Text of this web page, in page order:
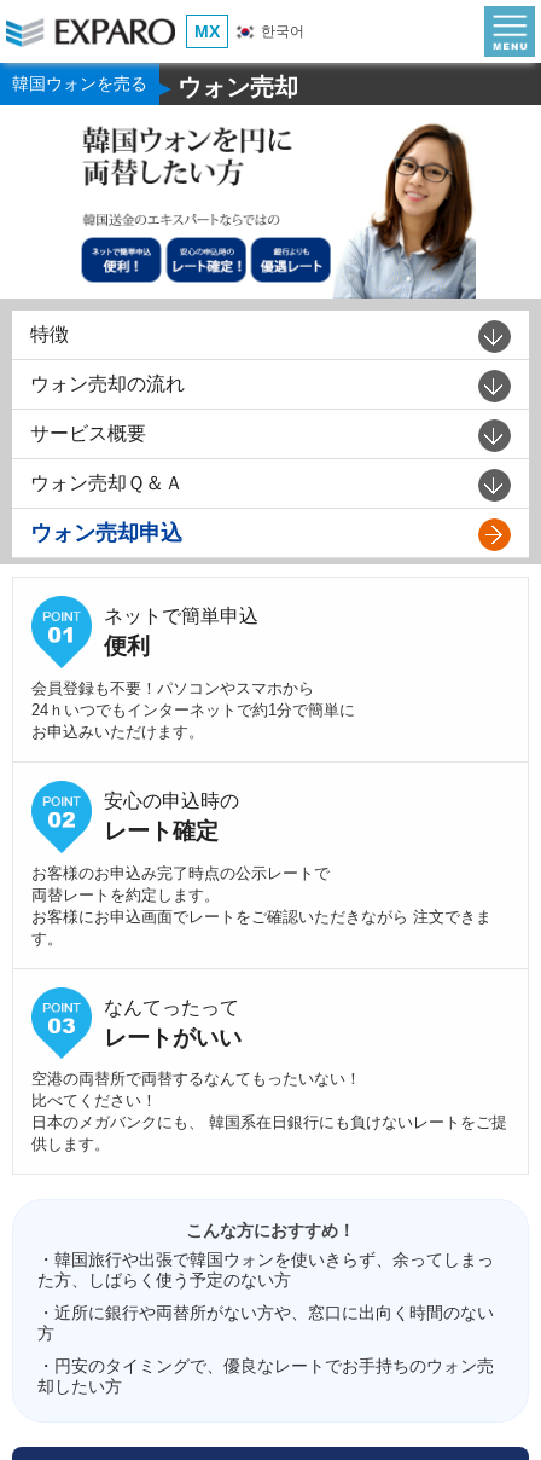
MX 한국어
韓国ウォンを売る ▶ウォン売却
特徴
ウォン売却の流れ
サービス概要
ウォン売却Ｑ＆Ａ
ウォン売却申込
ネットで簡単申込
便利
会員登録も不要！パソコンやスマホから
24ｈいつでもインターネットで約1分で簡単に
お申込みいただけます。
安心の申込時の
レート確定
お客様のお申込み完了時点の公示レートで
両替レートを約定します。
お客様にお申込画面でレートをご確認いただきながら 注文できま
す。
なんてったって
レートがいい
空港の両替所で両替するなんてもったいない！
比べてください！
日本のメガバンクにも、 韓国系在日銀行にも負けないレートをご提
供します。
こんな方におすすめ！
・韓国旅行や出張で韓国ウォンを使いきらず、余ってしまっ
た方、しばらく使う予定のない方
・近所に銀行や両替所がない方や、窓口に出向く時間のない
方
・円安のタイミングで、優良なレートでお手持ちのウォン売
却したい方